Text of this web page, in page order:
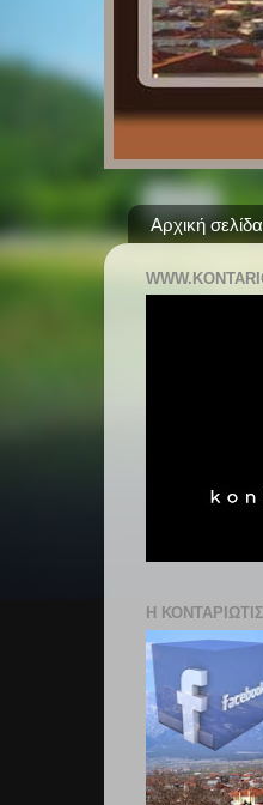
Αρχική σελίδα
Η